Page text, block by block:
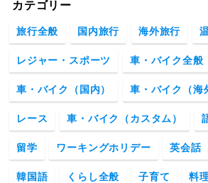
カテゴリー
旅行全般 国内旅行 海外旅行
レジャー・スポーツ 車・バイク全般
車・バイク（国内） 車・バイク（海
レース 車・バイク（カスタム）
留学 ワーキングホリデー 英会話
韓国語 くらし全般 子育て 料